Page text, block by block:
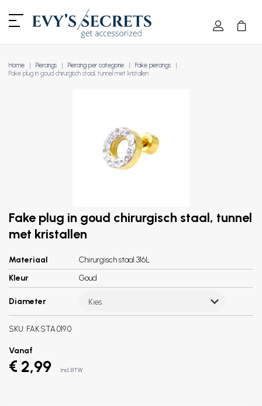
Home Piercings Piercing per categorie
Fake piercings
Fake plug in goud chirurgisch staal, tunnel met kristallen
Fake plug in goud chirurgisch staal, tunnel
met kristallen
Materiaal
Chirurgisch staal 316L
Kleur
Goud
Diameter Kies
SKU: FAK.STA.019.0
Vanaf
€ 2,99 Incl. BTW